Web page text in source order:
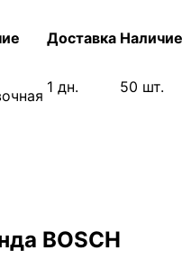
Доставка Наличие
1 дн. 50 шт.
BOSCH